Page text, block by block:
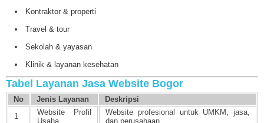
Kontraktor & properti
Travel & tour
Sekolah & yayasan
Klinik & layanan kesehatan
Tabel Layanan Jasa Website Bogor
No Jenis Layanan
Deskripsi
1
Website Profil
Usaha
Website profesional untuk UMKM, jasa,
dan perusahaan